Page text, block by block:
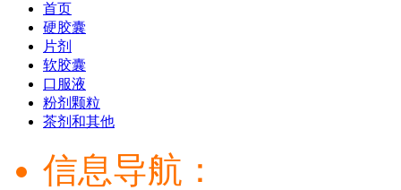
首页
硬胶囊
片剂
软胶囊
口服液
粉剂颗粒
茶剂和其他
信息导航：